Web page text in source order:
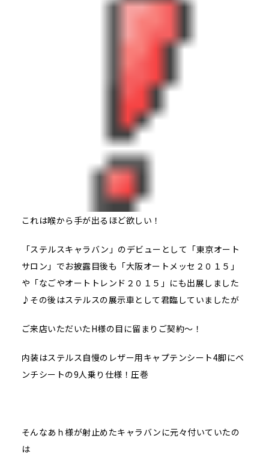
これは喉から手が出るほど欲しい！
「ステルスキャラバン」のデビューとして「東京オート
サロン」でお披露目後も「大阪オートメッセ２０１５」
や「なごやオートトレンド２０１５」にも出展しました
♪その後はステルスの展示車として君臨していましたが
ご来店いただいたH様の目に留まりご契約～！
内装はステルス自慢のレザー用キャプテンシート4脚にベ
ンチシートの9人乗り仕様！圧巻
そんなあｈ様が射止めたキャラバンに元々付いていたの
は